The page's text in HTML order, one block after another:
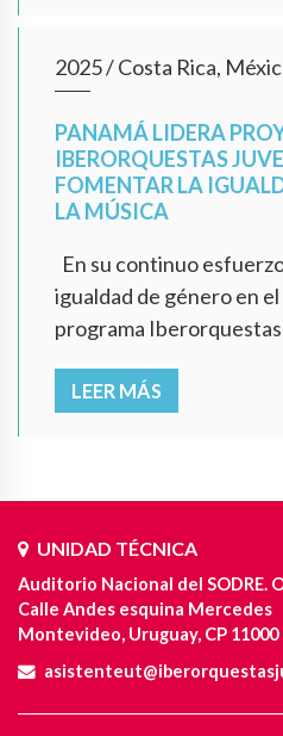
2025/Costa Rica,
PANAMÁ LIDERA
IBERORQUESTAS
FOMENTAR LA
LA MÚSICA
En su continuo
igualdad de género en
programa Iberorquestas
LEER MÁS
UNIDAD TÉCNICA
Auditorio Nacional del SODRE.
Calle Andes esquina Mercedes
Montevideo, Uruguay, CP 11000